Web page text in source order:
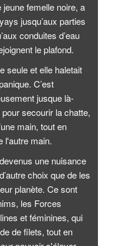
femelle noire, a
jusqu’aux parties
conduites d’eau
le plafond.
seule et elle haletait
C’est
jusque là-
secourir la chatte,
main, tout en
l'autre main.
une nuisance
choix que de les
planète. Ce sont
les Forces
et féminines, qui
de filets, tout en